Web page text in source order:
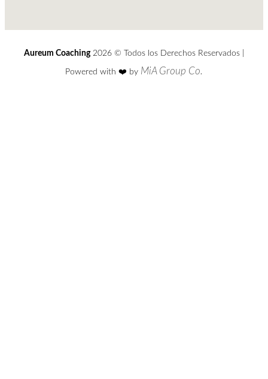
Aureum Coaching2026 © Todos los Derechos Reservados |
Powered with ❤️️ by MiA Group Co.